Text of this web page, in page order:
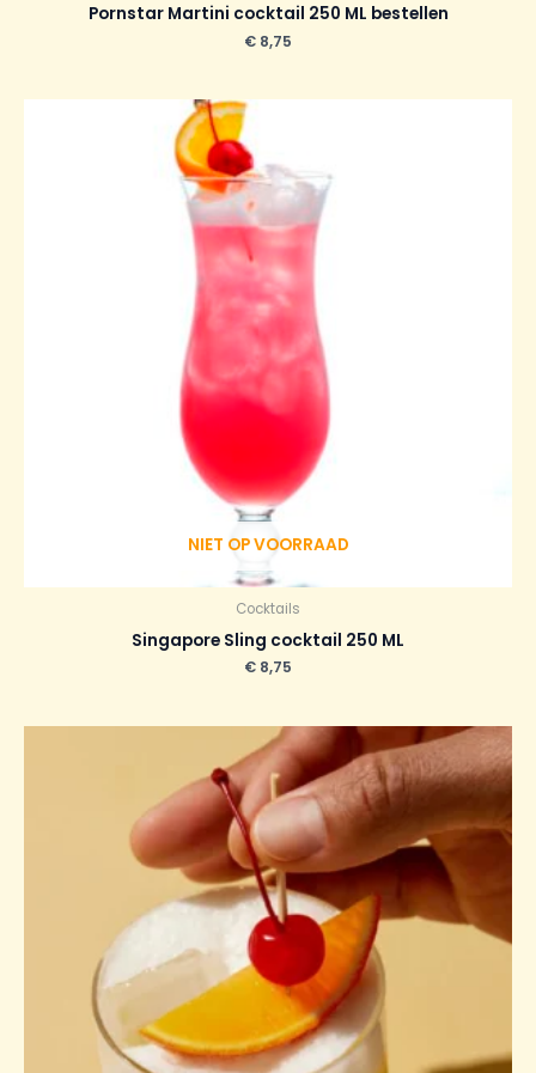
Pornstar Martini cocktail 250 ML bestellen
€ 8,75
NIET OP VOORRAAD
Cocktails
Singapore Sling cocktail 250 ML
€ 8,75